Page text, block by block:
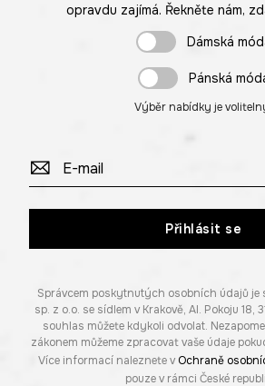
opravdu zajímá. Řekněte nám,
Dámská
Pánská
Výběr nabídky je
Přihlásit se
Správcem poskytnutých osobních údajů je
sp. z o.o. se sídlem v Krakově, Al. Pokoju 18,
souhlas můžete kdykoli odvolat.
zákonem můžeme zpracovat vaše údaje
Více informací naleznete v Ochraně
pouze v rámci České